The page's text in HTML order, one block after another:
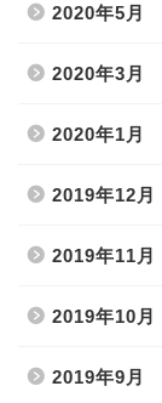
2020年5月
2020年3月
2020年1月
2019年12月
2019年11月
2019年10月
2019年9月